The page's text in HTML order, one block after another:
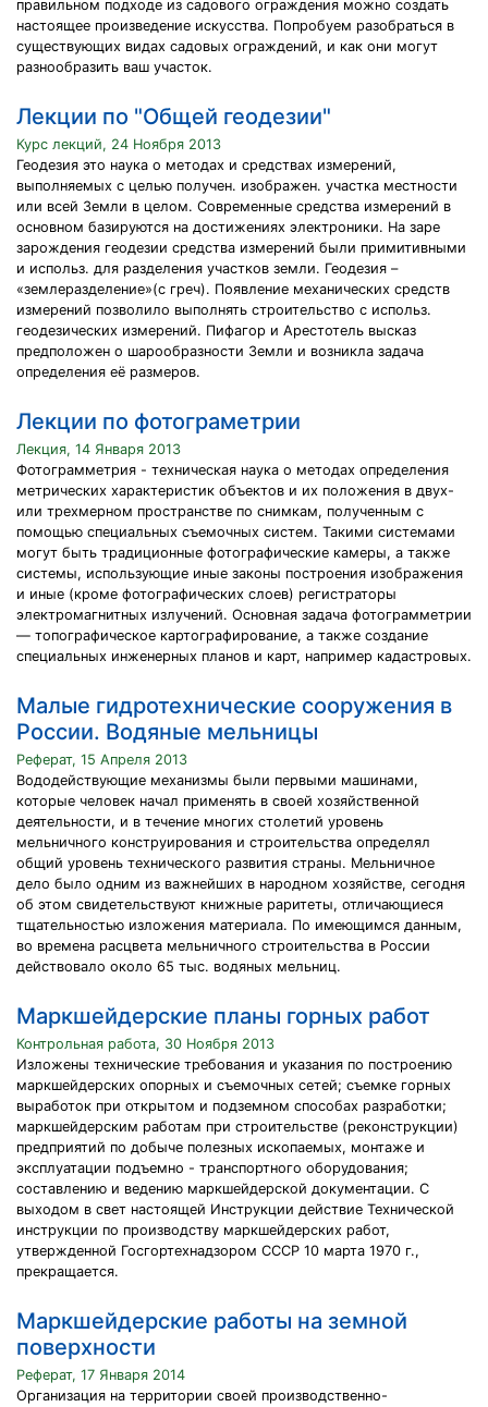
правильном подходе из садового ограждения можно создать
настоящее произведение искусства. Попробуем разобраться в
существующих видах садовых ограждений, и как они могут
разнообразить ваш участок.
Лекции по "Общей геодезии"
Курс лекций, 24 Ноября 2013
Геодезия это наука о методах и средствах измерений,
выполняемых с целью получен. изображен. участка местности
или всей Земли в целом. Современные средства измерений в
основном базируются на достижениях электроники. На заре
зарождения геодезии средства измерений были примитивными
и использ. для разделения участков земли. Геодезия –
«землеразделение»(с греч). Появление механических средств
измерений позволило выполнять строительство с использ.
геодезических измерений. Пифагор и Арестотель высказ
предположен о шарообразности Земли и возникла задача
определения её размеров.
Лекции по фотограметрии
Лекция, 14 Января 2013
Фотограмметрия - техническая наука о методах определения
метрических характеристик объектов и их положения в двух-
или трехмерном пространстве по снимкам, полученным с
помощью специальных съемочных систем. Такими системами
могут быть традиционные фотографические камеры, а также
системы, использующие иные законы построения изображения
и иные (кроме фотографических слоев) регистраторы
электромагнитных излучений. Основная задача фотограмметрии
— топографическое картографирование, а также создание
специальных инженерных планов и карт, например кадастровых.
Малые гидротехнические сооружения в
России. Водяные мельницы
Реферат, 15 Апреля 2013
Вододействующие механизмы были первыми машинами,
которые человек начал применять в своей хозяйственной
деятельности, и в течение многих столетий уровень
мельничного конструирования и строительства определял
общий уровень технического развития страны. Мельничное
дело было одним из важнейших в народном хозяйстве, сегодня
об этом свидетельствуют книжные раритеты, отличающиеся
тщательностью изложения материала. По имеющимся данным,
во времена расцвета мельничного строительства в России
действовало около 65 тыс. водяных мельниц.
Маркшейдерские планы горных работ
Контрольная работа, 30 Ноября 2013
Изложены технические требования и указания по построению
маркшейдерских опорных и съемочных сетей; съемке горных
выработок при открытом и подземном способах разработки;
маркшейдерским работам при строительстве (реконструкции)
предприятий по добыче полезных ископаемых, монтаже и
эксплуатации подъемно - транспортного оборудования;
составлению и ведению маркшейдерской документации. С
выходом в свет настоящей Инструкции действие Технической
инструкции по производству маркшейдерских работ,
утвержденной Госгортехнадзором СССР 10 марта 1970 г.,
прекращается.
Маркшейдерские работы на земной
поверхности
Реферат, 17 Января 2014
Организация на территории своей производственно-